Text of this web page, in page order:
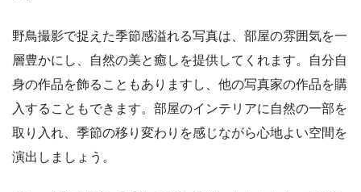
野鳥撮影で捉えた季節感溢れる写真は、部屋の雰囲気を一
層豊かにし、自然の美と癒しを提供してくれます。自分自
身の作品を飾ることもありますし、他の写真家の作品を購
入することもできます。部屋のインテリアに自然の一部を
取り入れ、季節の移り変わりを感じながら心地よい空間を
演出しましょう。